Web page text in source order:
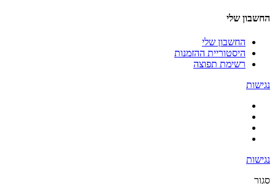
החשבון שלי
החשבון שלי
היסטוריית ההזמנות
רשימת תפוצה
נגישות
נגישות
סגור